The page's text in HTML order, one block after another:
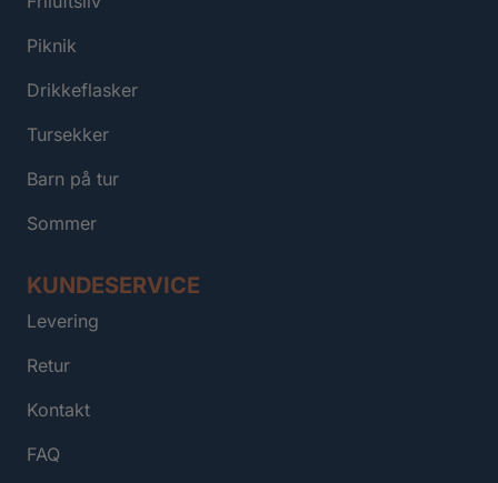
Piknik
Drikkeflasker
Tursekker
Barn på tur
Sommer
KUNDESERVICE
Levering
Retur
Kontakt
FAQ